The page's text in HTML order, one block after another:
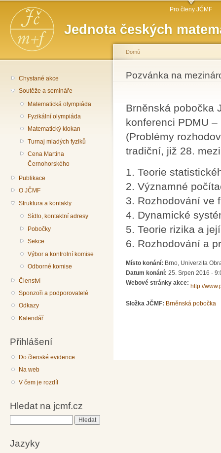
Jednota českých
Hlavní menu Pro členy JČMF
Chystané akce
Soutěže a semináře
Matematická olympiáda
Fyzikální olympiáda
Matematický klokan
Turnaj mladých fyziků
Cena Martina
Černohorského
Publikace
O JČMF
Struktura a kontakty
Sídlo, kontaktní adresy
Pobočky
Sekce
Výbor a kontrolní komise
Odborné komise
Členství
Sponzoři a podporovatelé
Odkazy
Kalendář
Přihlášení
Do členské evidence
Na web
V čem je rozdíl
Hledat na jcmf.cz
Jazyky
Jste zde
Domů
Pozvánka na
Brněnská pobočka
konferenci PDMU
(Problémy
tradiční, již 28.
1. Teorie
2. Významné
3. Rozhodování ve
4. Dynamické
5. Teorie rizika a
6. Rozhodování a
Místo konání: Brno, Univerzita
Datum konání: 25. Srpen 2016 -
Webové stránky akce:
http://
Složka JČMF: Brněnská pobočka